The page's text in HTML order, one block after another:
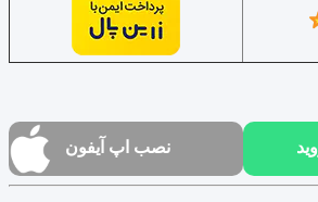
نصب اپ آیفون